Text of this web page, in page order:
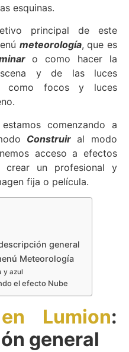
esquinas.
principal de este
meteorología, que es
o como hacer la
y de las luces
como focos y luces
comenzando a
Construiral modo
acceso a efectos
crear un profesional y
fija o película.
general
Meteorología
y azul
el efecto Nube
Lumion:
general